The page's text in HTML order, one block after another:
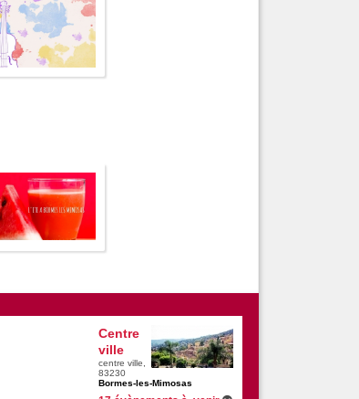
Centre
ville
centre ville,
83230
Bormes-les-Mimosas